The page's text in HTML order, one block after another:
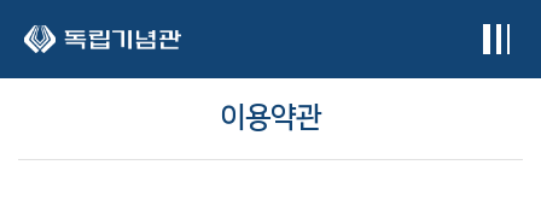
이용약관